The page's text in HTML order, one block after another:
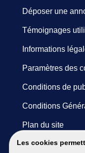
Les cookies
Déposer une
Témoignages
Informations
Paramètres des
Conditions de
Conditions
Plan du site